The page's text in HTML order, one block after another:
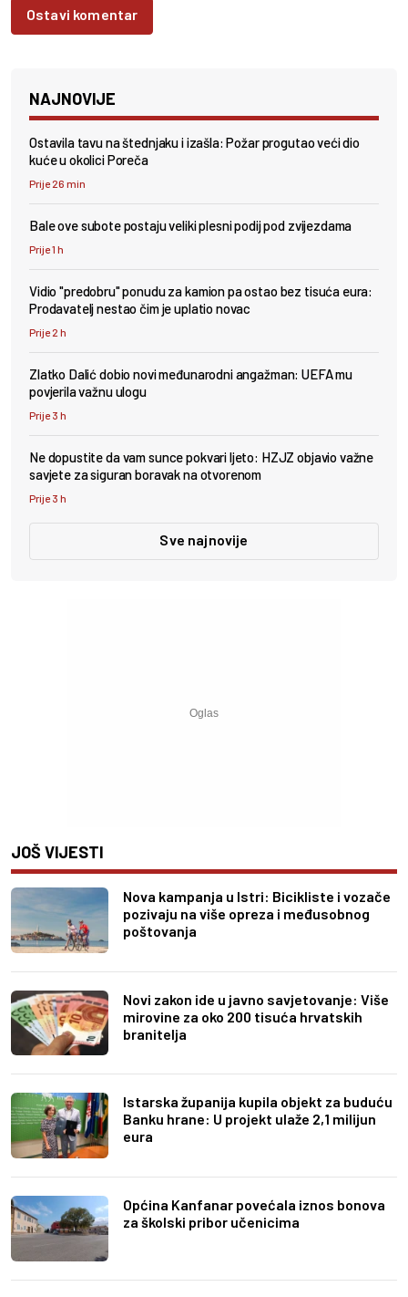
Ostavi komentar
NAJNOVIJE
Ostavila tavu na štednjaku i izašla: Požar progutao veći dio
kuće u okolici Poreča
Prije 26 min
Bale ove subote postaju veliki plesni podij pod zvijezdama
Prije 1 h
Vidio "predobru" ponudu za kamion pa ostao bez tisuća eura:
Prodavatelj nestao čim je uplatio novac
Prije 2 h
Zlatko Dalić dobio novi međunarodni angažman: UEFA mu
povjerila važnu ulogu
Prije 3 h
Ne dopustite da vam sunce pokvari ljeto: HZJZ objavio važne
savjete za siguran boravak na otvorenom
Prije 3 h
Sve najnovije
JOŠ VIJESTI
Nova kampanja u Istri: Bicikliste i vozače
pozivaju na više opreza i međusobnog
poštovanja
Novi zakon ide u javno savjetovanje: Više
mirovine za oko 200 tisuća hrvatskih
branitelja
Istarska županija kupila objekt za buduću
Banku hrane: U projekt ulaže 2,1 milijun
eura
Općina Kanfanar povećala iznos bonova
za školski pribor učenicima